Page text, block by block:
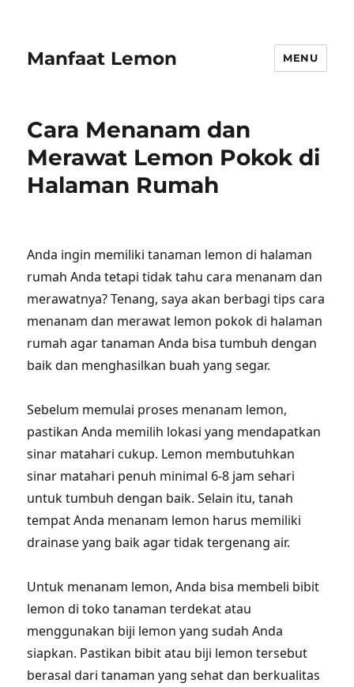
Manfaat Lemon MENU
Cara Menanam dan
Merawat Lemon Pokok di
Halaman Rumah
Anda ingin memiliki tanaman lemon di halaman
rumah Anda tetapi tidak tahu cara menanam dan
merawatnya? Tenang, saya akan berbagi tips cara
menanam dan merawat lemon pokok di halaman
rumah agar tanaman Anda bisa tumbuh dengan
baik dan menghasilkan buah yang segar.
Sebelum memulai proses menanam lemon,
pastikan Anda memilih lokasi yang mendapatkan
sinar matahari cukup. Lemon membutuhkan
sinar matahari penuh minimal 6-8 jam sehari
untuk tumbuh dengan baik. Selain itu, tanah
tempat Anda menanam lemon harus memiliki
drainase yang baik agar tidak tergenang air.
Untuk menanam lemon, Anda bisa membeli bibit
lemon di toko tanaman terdekat atau
menggunakan biji lemon yang sudah Anda
siapkan. Pastikan bibit atau biji lemon tersebut
berasal dari tanaman yang sehat dan berkualitas